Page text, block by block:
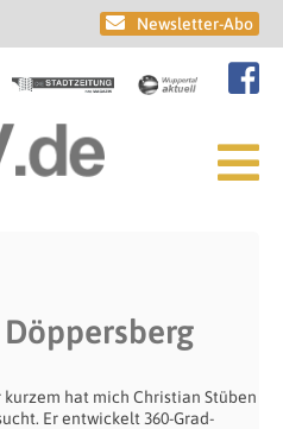
Newsletter-Abo
kurzem hat mich Christian Stüben
Er entwickelt 360-Grad-